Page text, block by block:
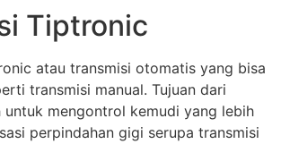
Tiptronic
atau transmisi otomatis yang bisa
transmisi manual. Tujuan dari
untuk mengontrol kemudi yang lebih
perpindahan gigi serupa transmisi